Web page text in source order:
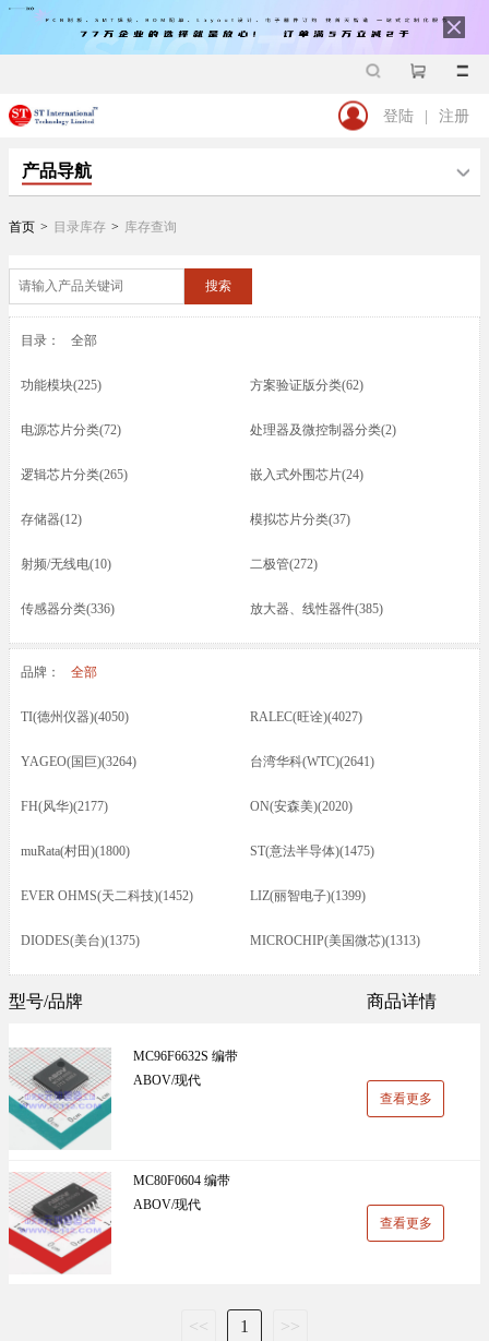
登陆 | 注册
产品导航
首页 > 目录库存 > 库存查询
搜索
目录： 全部
功能模块(225) 方案验证版分类(62)
电源芯片分类(72) 处理器及微控制器分类(2)
逻辑芯片分类(265) 嵌入式外围芯片(24)
存储器(12) 模拟芯片分类(37)
射频/无线电(10) 二极管(272)
传感器分类(336) 放大器、线性器件(385)
接口芯片分类(166) 驱动器(8)
万能板(14)
品牌： 全部
TI(德州仪器)(4050) RALEC(旺诠)(4027)
YAGEO(国巨)(3264) 台湾华科(WTC)(2641)
FH(风华)(2177) ON(安森美)(2020)
muRata(村田)(1800) ST(意法半导体)(1475)
EVER OHMS(天二科技)(1452) LIZ(丽智电子)(1399)
DIODES(美台)(1375) MICROCHIP(美国微芯)(1313)
UniOhm台湾厚声（授权代理）(983)
国产(926)
LINEAR(凌特)(728) AISHI(艾华集团)(668)
ST(先科)(660)
型号/品牌 商品详情
MC96F6632S 编带
ABOV/现代
查看更多
MC80F0604 编带
ABOV/现代
查看更多
<< 1 >>